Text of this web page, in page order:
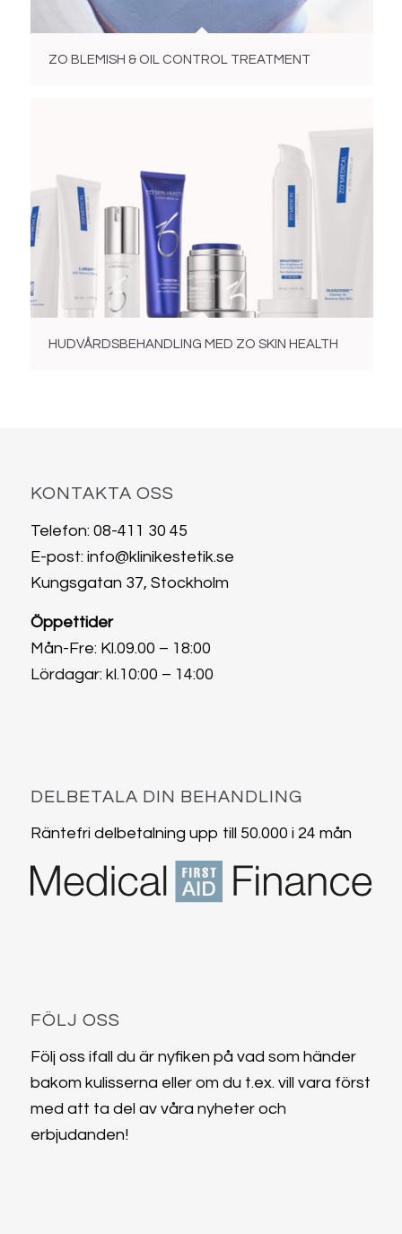
ZO BLEMISH & OIL CONTROL TREATMENT
HUDVÅRDSBEHANDLING MED ZO SKIN HEALTH
KONTAKTA OSS
Telefon: 08-411 30 45
E-post: info@klinikestetik.se
Kungsgatan 37, Stockholm
Öppettider
Mån-Fre: Kl.09.00 – 18:00
Lördagar: kl.10:00 – 14:00
DELBETALA DIN BEHANDLING
Räntefri delbetalning upp till 50.000 i 24 mån
FÖLJ OSS
Följ oss ifall du är nyfiken på vad som händer
bakom kulisserna eller om du t.ex. vill vara först
med att ta del av våra nyheter och
erbjudanden!